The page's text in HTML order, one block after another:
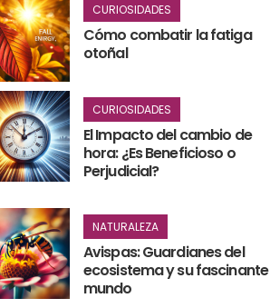
CURIOSIDADES
Cómo combatir la fatiga
otoñal
CURIOSIDADES
El Impacto del cambio de
hora: ¿Es Beneficioso o
Perjudicial?
NATURALEZA
Avispas: Guardianes del
ecosistema y su fascinante
mundo